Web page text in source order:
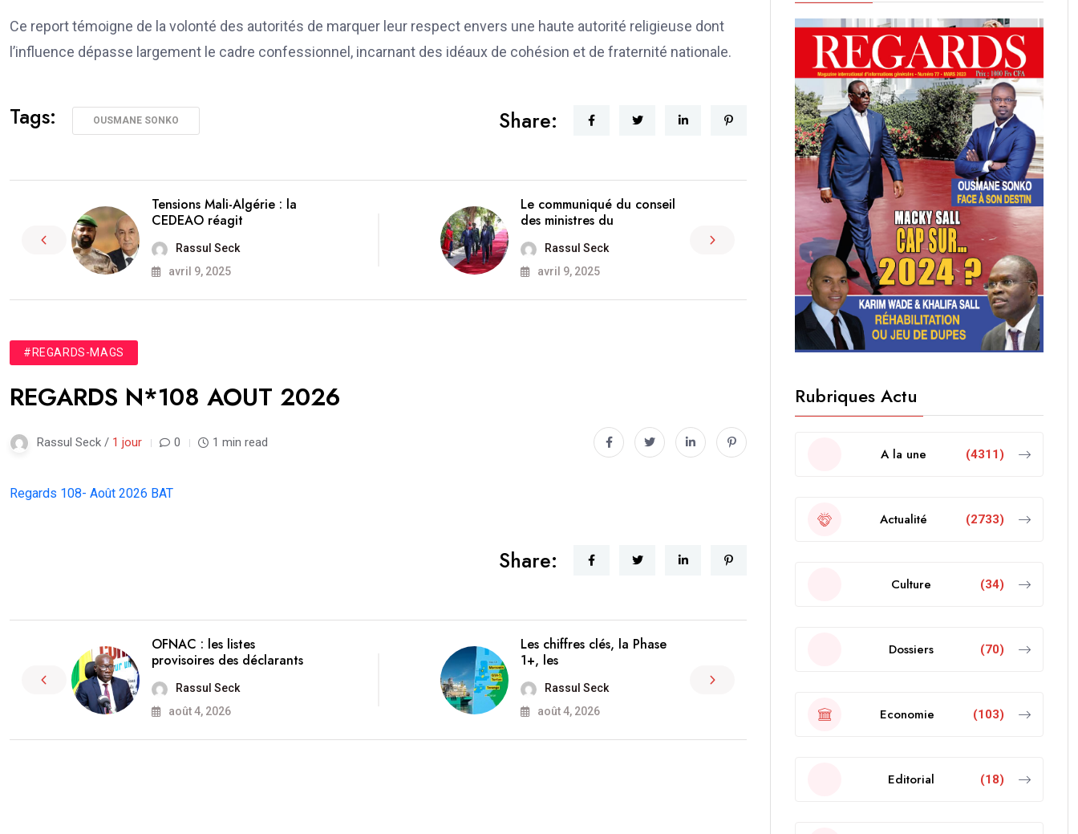
Ce report témoigne de la volonté des autorités de marquer leur respect envers une haute autorité religieuse dont
l’influence dépasse largement le cadre confessionnel, incarnant des idéaux de cohésion et de fraternité nationale.
Tags: OUSMANE SONKO Share:
Tensions Mali-Algérie : la
CEDEAO réagit
Rassul Seck
avril 9, 2025
Le communiqué du conseil
des ministres du
Rassul Seck
avril 9, 2025
#REGARDS-MAGS
REGARDS N*108 AOUT 2026
Rassul Seck / 1 jour 0 1 min read
Regards 108- Août 2026 BAT
Share:
OFNAC : les listes
provisoires des déclarants
Rassul Seck
août 4, 2026
Les chiffres clés, la Phase
1+, les
Rassul Seck
août 4, 2026
Rubriques Actu
A la une (4311)
Actualité (2733)
Culture (34)
Dossiers (70)
Economie (103)
Editorial (18)